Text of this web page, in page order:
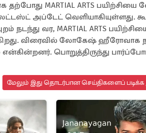
தற்போது MARTIAL ARTS
அப்டேட் வெளியாகியுள்ளது.
நடந்து வர, MARTIAL ARTS
விரைவில் லோகேஷ் ஹீரோவாக
பொறுத்திருந்து
மேலும் இது தொடர்பான செய்திகளைப் படிக்க